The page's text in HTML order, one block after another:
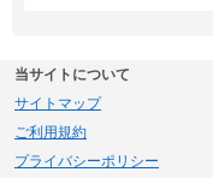
当サイトについて
サイトマップ
ご利用規約
プライバシーポリシー